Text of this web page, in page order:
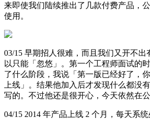
来即使我们陆续推出了几款付费产品，
使用。
03/15 早期招人很难，而且我们又开不
以只能「忽悠」。第一个工程师面试的
了什么阶段，我说「第一版已经好了，
上线」。结果他加入后才发现什么都没
写的。不过他还是很开心，今天依然在公
04/15 2014 年产品上线 2 个月，每天系